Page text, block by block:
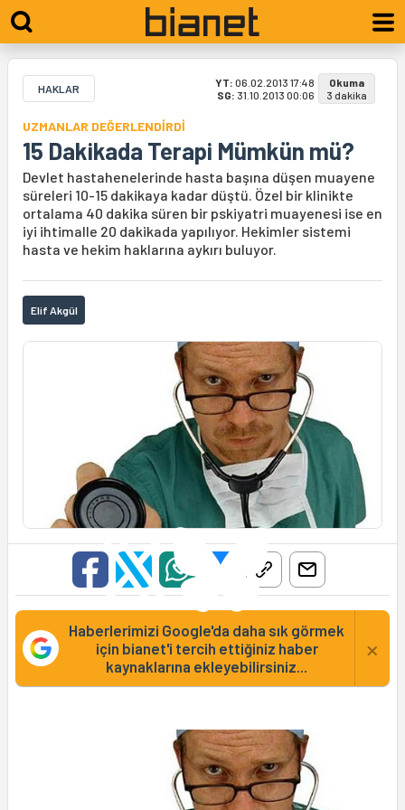
HAKLAR YT: 06.02.2013 17:48
SG: 31.10.2013 00:06
Okuma
3 dakika
UZMANLAR DEĞERLENDİRDİ
15 Dakikada Terapi Mümkün mü?
Devlet hastahenelerinde hasta başına düşen muayene
süreleri 10-15 dakikaya kadar düştü. Özel bir klinikte
ortalama 40 dakika süren bir pskiyatri muayenesi ise en
iyi ihtimalle 20 dakikada yapılıyor. Hekimler sistemi
hasta ve hekim haklarına aykırı buluyor.
Elif Akgül
Haberlerimizi Google'da daha sık görmek
için bianet'i tercih ettiğiniz haber
kaynaklarına ekleyebilirsiniz...
×